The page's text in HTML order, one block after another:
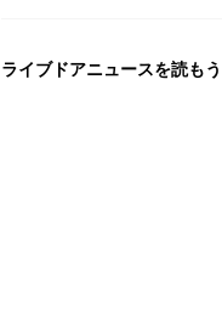
ライブドアニュースを読もう